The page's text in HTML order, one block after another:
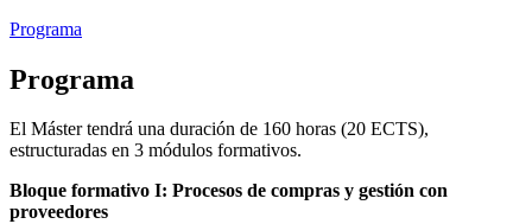
Programa
Programa
El Máster tendrá una duración de 160 horas (20 ECTS),
estructuradas en 3 módulos formativos.
Bloque formativo I: Procesos de compras y gestión con
proveedores